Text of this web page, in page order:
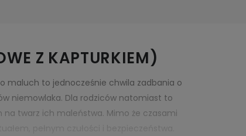
Z KAPTURKIEM)
maluch to jednocześnie chwila zadbania o
niemowlaka. Dla rodziców natomiast to
twarz ich maleństwa. Mimo że czasami